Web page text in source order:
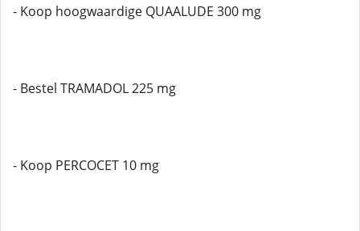
- Koop hoogwaardige QUAALUDE 300 mg
- Bestel TRAMADOL 225 mg
- Koop PERCOCET 10 mg